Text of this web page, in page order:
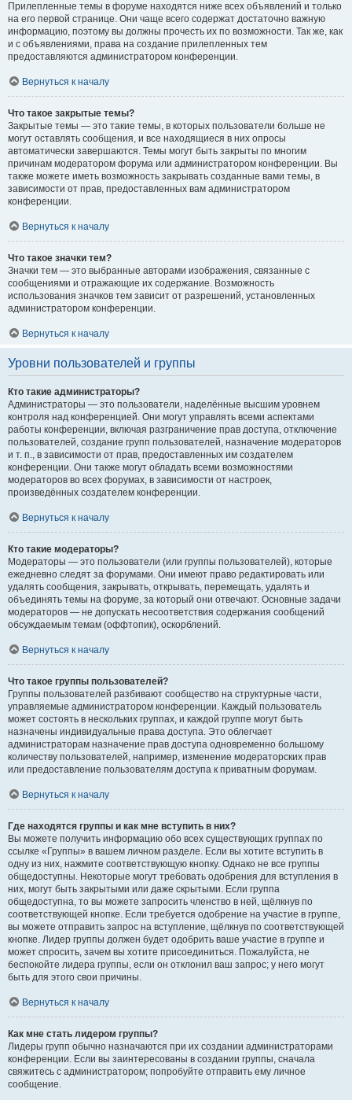
Прилепленные темы в форуме находятся ниже всех объявлений и только
на его первой странице. Они чаще всего содержат достаточно важную
информацию, поэтому вы должны прочесть их по возможности. Так же, как
и с объявлениями, права на создание прилепленных тем
предоставляются администратором конференции.
Вернуться к началу
Что такое закрытые темы?
Закрытые темы — это такие темы, в которых пользователи больше не
могут оставлять сообщения, и все находящиеся в них опросы
автоматически завершаются. Темы могут быть закрыты по многим
причинам модератором форума или администратором конференции. Вы
также можете иметь возможность закрывать созданные вами темы, в
зависимости от прав, предоставленных вам администратором
конференции.
Вернуться к началу
Что такое значки тем?
Значки тем — это выбранные авторами изображения, связанные с
сообщениями и отражающие их содержание. Возможность
использования значков тем зависит от разрешений, установленных
администратором конференции.
Вернуться к началу
Уровни пользователей и группы
Кто такие администраторы?
Администраторы — это пользователи, наделённые высшим уровнем
контроля над конференцией. Они могут управлять всеми аспектами
работы конференции, включая разграничение прав доступа, отключение
пользователей, создание групп пользователей, назначение модераторов
и т. п., в зависимости от прав, предоставленных им создателем
конференции. Они также могут обладать всеми возможностями
модераторов во всех форумах, в зависимости от настроек,
произведённых создателем конференции.
Вернуться к началу
Кто такие модераторы?
Модераторы — это пользователи (или группы пользователей), которые
ежедневно следят за форумами. Они имеют право редактировать или
удалять сообщения, закрывать, открывать, перемещать, удалять и
объединять темы на форуме, за который они отвечают. Основные задачи
модераторов — не допускать несоответствия содержания сообщений
обсуждаемым темам (оффтопик), оскорблений.
Вернуться к началу
Что такое группы пользователей?
Группы пользователей разбивают сообщество на структурные части,
управляемые администратором конференции. Каждый пользователь
может состоять в нескольких группах, и каждой группе могут быть
назначены индивидуальные права доступа. Это облегчает
администраторам назначение прав доступа одновременно большому
количеству пользователей, например, изменение модераторских прав
или предоставление пользователям доступа к приватным форумам.
Вернуться к началу
Где находятся группы и как мне вступить в них?
Вы можете получить информацию обо всех существующих группах по
ссылке «Группы» в вашем личном разделе. Если вы хотите вступить в
одну из них, нажмите соответствующую кнопку. Однако не все группы
общедоступны. Некоторые могут требовать одобрения для вступления в
них, могут быть закрытыми или даже скрытыми. Если группа
общедоступна, то вы можете запросить членство в ней, щёлкнув по
соответствующей кнопке. Если требуется одобрение на участие в группе,
вы можете отправить запрос на вступление, щёлкнув по соответствующей
кнопке. Лидер группы должен будет одобрить ваше участие в группе и
может спросить, зачем вы хотите присоединиться. Пожалуйста, не
беспокойте лидера группы, если он отклонил ваш запрос; у него могут
быть для этого свои причины.
Вернуться к началу
Как мне стать лидером группы?
Лидеры групп обычно назначаются при их создании администраторами
конференции. Если вы заинтересованы в создании группы, сначала
свяжитесь с администратором; попробуйте отправить ему личное
сообщение.